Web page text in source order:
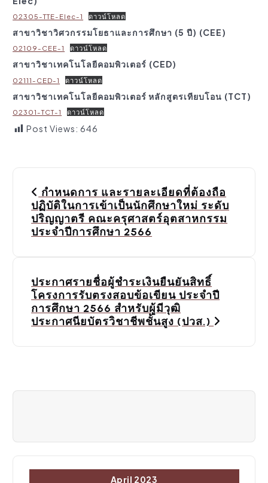
02305-TTE-Elec-1 ดาวน์โหลด
สาขาวิชาวิศวกรรมโยธาและการศึกษา (5 ปี) (CEE)
02109-CEE-1 ดาวน์โหลด
สาขาวิชาเทคโนโลยีคอมพิวเตอร์ (CED)
02111-CED-1 ดาวน์โหลด
สาขาวิชาเทคโนโลยีคอมพิวเตอร์ หลักสูตรเทียบโอน (TCT)
02301-TCT-1 ดาวน์โหลด
Post Views: 646
a
i
กำหนดการ และรายละเอียดที่ต้องถือ
ปฏิบัติในการเข้าเป็นนักศึกษาใหม่ ระดับ
ปริญญาตรี คณะครุศาสตร์อุตสาหกรรม
ประจำปีการศึกษา 2566
ประกาศรายชื่อผู้ชำระเงินยืนยันสิทธิ์
โครงการรับตรงสอบข้อเขียน ประจำปี
การศึกษา 2566 สำหรับผู้มีวุฒิ
ประกาศนียบัตรวิชาชีพชั้นสูง (ปวส.)
April 2023